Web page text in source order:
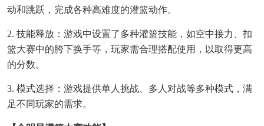
动和跳跃，完成各种高难度的灌篮动作。
2. 技能释放：游戏中设置了多种灌篮技能，如空中接力、扣
篮大赛中的胯下换手等，玩家需合理搭配使用，以取得更高
的分数。
3. 模式选择：游戏提供单人挑战、多人对战等多种模式，满
足不同玩家的需求。